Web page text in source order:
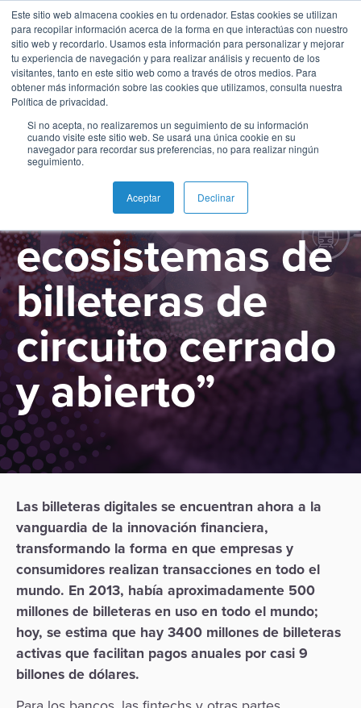
Este sitio web almacena cookies en tu ordenador. Estas cookies se utilizan
para recopilar información acerca de la forma en que interactúas con nuestro
sitio web y recordarlo. Usamos esta información para personalizar y mejorar
tu experiencia de navegación y para realizar análisis y recuento de los
visitantes, tanto en este sitio web como a través de otros medios. Para
obtener más información sobre las cookies que utilizamos, consulta nuestra
Política de privacidad.
Si no acepta, no realizaremos un seguimiento de su información
cuando visite este sitio web. Se usará una única cookie en su
navegador para recordar sus preferencias, no para realizar ningún
seguimiento.
Aceptar Declinar
Guía esencial
sobre “Cómo
crear
ecosistemas de
billeteras de
circuito cerrado
y abierto”
Las billeteras digitales se encuentran ahora a la
vanguardia de la innovación financiera,
transformando la forma en que empresas y
consumidores realizan transacciones en todo el
mundo. En 2013, había aproximadamente 500
millones de billeteras en uso en todo el mundo;
hoy, se estima que hay 3400 millones de billeteras
activas que facilitan pagos anuales por casi 9
billones de dólares.